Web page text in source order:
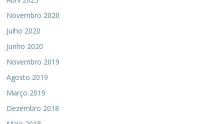
Novembro 2020
Julho 2020
Junho 2020
Novembro 2019
Agosto 2019
Março 2019
Dezembro 2018